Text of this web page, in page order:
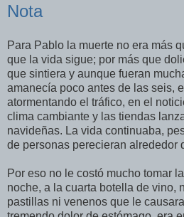
Nota
Para Pablo la muerte no era más
que la vida sigue; por más que
que sintiera y aunque fueran
amanecía poco antes de las seis,
atormentando el tráfico, en el
clima cambiante y las tiendas
navideñas. La vida continuaba,
de personas perecieran alrededor
Por eso no le costó mucho tomar
noche, a la cuarta botella de vino,
pastillas ni venenos que le